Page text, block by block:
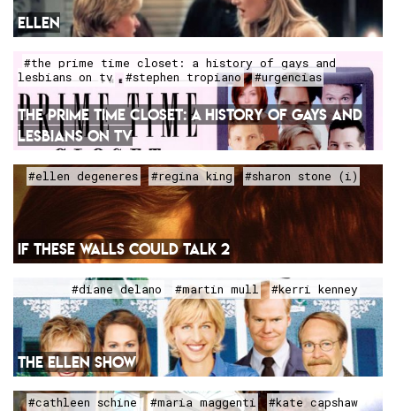
ELLEN
#the prime time closet: a history of gays and
lesbians on tv
#stephen tropiano #urgencias
THE PRIME TIME CLOSET: A HISTORY OF GAYS AND
LESBIANS ON TV
#ellen degeneres #regina king #sharon stone (i)
IF THESE WALLS COULD TALK 2
#diane delano #martin mull #kerri kenney
THE ELLEN SHOW
#cathleen schine #maria maggenti #kate capshaw